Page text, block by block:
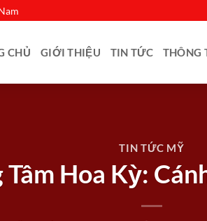
CHỦ GIỚI THIỆU TIN TỨC THÔNG
TIN TỨC MỸ
Hoa Kỳ: